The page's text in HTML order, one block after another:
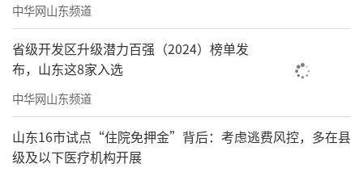
中华网山东频道
省级开发区升级潜力百强（2024）榜单发
布，山东这8家入选
中华网山东频道
山东16市试点“住院免押金”背后：考虑逃费风控，多在县
级及以下医疗机构开展